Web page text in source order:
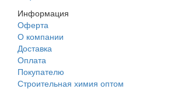
Информация
Оферта
О компании
Доставка
Оплата
Покупателю
Строительная химия оптом